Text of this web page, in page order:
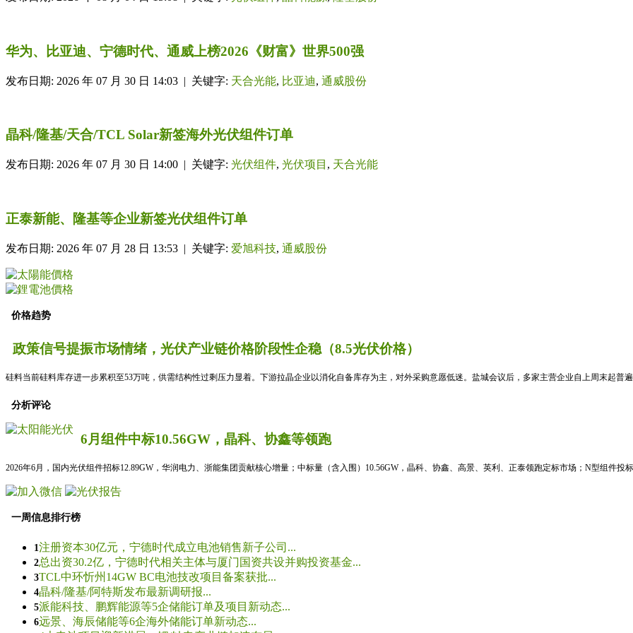
华为、比亚迪、宁德时代、通威上榜2026《财富》世界500强
发布日期: 2026 年 07 月 30 日 14:03 | 关键字: 天合光能, 比亚迪, 通威股份
晶科/隆基/天合/TCL Solar新签海外光伏组件订单
发布日期: 2026 年 07 月 30 日 14:00 | 关键字: 光伏组件, 光伏项目 , 天合光能
正泰新能、隆基等企业新签光伏组件订单
发布日期: 2026 年 07 月 28 日 13:53 | 关键字: 爱旭科技, 通威股份
价格趋势
政策信号提振市场情绪，光伏产业链价格阶段性企稳（8.5光伏价格）
硅料当前硅料库存进一步累积至53万吨，供需结构性过剩压力显着。下游拉晶企业以消化自备库存为主，对外采购意愿低迷。盐城会议后，多家主营企业自上周末起普
分析评论
6月组件中标10.56GW，晶科、协鑫等领跑
2026年6月，国内光伏组件招标12.89GW，华润电力、浙能集团贡献核心增量；中标量（含入围）10.56GW，晶科、协鑫、高景、英利、正泰领跑定标市场；N型组件投
一周信息排行榜
1注册资本30亿元，宁德时代成立电池销售新子公司...
2总出资30.2亿，宁德时代相关主体与厦门国资共设并购投资基金...
3TCL中环忻州14GW BC电池技改项目备案获批...
4晶科/隆基/阿特斯发布最新调研报...
5派能科技、鹏辉能源等5企储能订单及项目新动态...
6远景、海辰储能等6企海外储能订单新动态...